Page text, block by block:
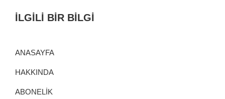
navigasyona
content
alanaİLGİLİ BİR BİLGİ
ANASAYFA
HAKKINDA
ABONELİK